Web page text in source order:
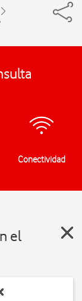
Conectividad
el